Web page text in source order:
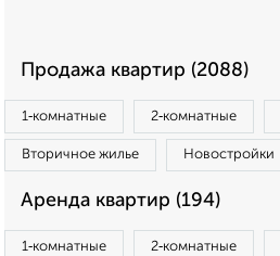
Продажа квартир (2088)
1‑комнатные 2‑комнатные
Вторичное жилье Новостройки
Аренда квартир (194)
1‑комнатные 2‑комнатные